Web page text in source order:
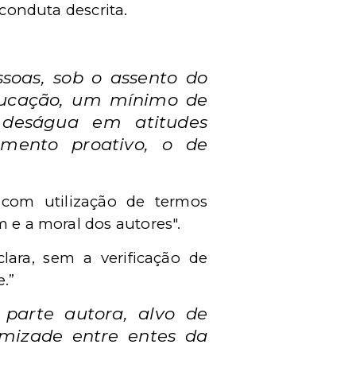
descrita.
sob o assento do
um mínimo de
em atitudes
proativo, o de
utilização de termos
a moral dos autores".
sem a verificação de
autora, alvo de
entre entes da